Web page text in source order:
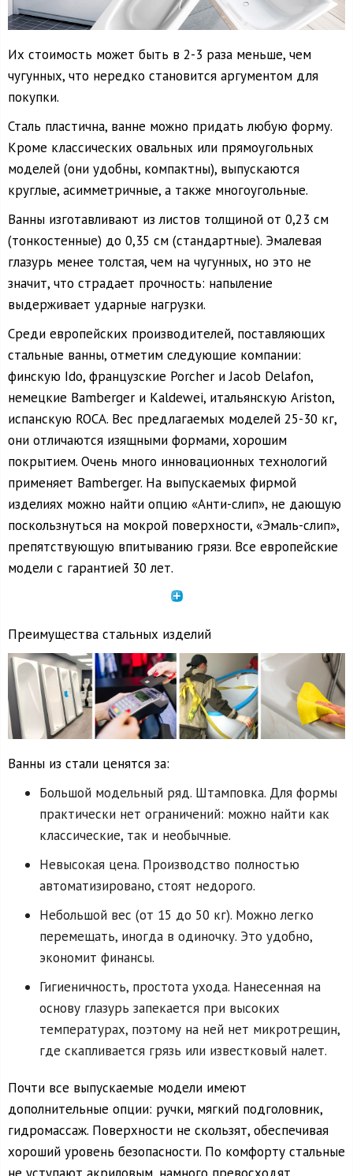
Их стоимость может быть в 2-3 раза меньше, чем
чугунных, что нередко становится аргументом для
покупки.
Сталь пластична, ванне можно придать любую форму.
Кроме классических овальных или прямоугольных
моделей (они удобны, компактны), выпускаются
круглые, асимметричные, а также многоугольные.
Ванны изготавливают из листов толщиной от 0,23 см
(тонкостенные) до 0,35 см (стандартные). Эмалевая
глазурь менее толстая, чем на чугунных, но это не
значит, что страдает прочность: напыление
выдерживает ударные нагрузки.
Среди европейских производителей, поставляющих
стальные ванны, отметим следующие компании:
финскую Ido, французские Porcher и Jacob Delafon,
немецкие Bamberger и Kaldewei, итальянскую Ariston,
испанскую ROCA. Вес предлагаемых моделей 25-30 кг,
они отличаются изящными формами, хорошим
покрытием. Очень много инновационных технологий
применяет Bamberger. На выпускаемых фирмой
изделиях можно найти опцию «Анти-слип», не дающую
поскользнуться на мокрой поверхности, «Эмаль-слип»,
препятствующую впитыванию грязи. Все европейские
модели с гарантией 30 лет.
Преимущества стальных изделий
Ванны из стали ценятся за:
Большой модельный ряд. Штамповка. Для формы
практически нет ограничений: можно найти как
классические, так и необычные.
Невысокая цена. Производство полностью
автоматизировано, стоят недорого.
Небольшой вес (от 15 до 50 кг). Можно легко
перемещать, иногда в одиночку. Это удобно,
экономит финансы.
Гигиеничность, простота ухода. Нанесенная на
основу глазурь запекается при высоких
температурах, поэтому на ней нет микротрещин,
где скапливается грязь или известковый налет.
Почти все выпускаемые модели имеют
дополнительные опции: ручки, мягкий подголовник,
гидромассаж. Поверхности не скользят, обеспечивая
хороший уровень безопасности. По комфорту стальные